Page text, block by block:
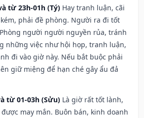
từ 23h-01h (Tý) Hay tranh luận, cãi
phải đề phòng. Người ra đi tốt
người người nguyền rủa, tránh
những việc như hội họp, tranh luận,
đi vào giờ này. Nếu bắt buộc phải
giữ miệng để hạn ché gây ẩu đả
từ 01-03h (Sửu) Là giờ rất tốt lành,
may mắn. Buôn bán, kinh doanh